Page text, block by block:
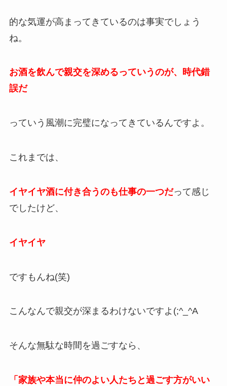
的な気運が高まってきているのは事実でしょう
ね。
お酒を飲んで親交を深めるっていうのが、時代錯
誤だ
っていう風潮に完璧になってきているんですよ。
これまでは、
イヤイヤ酒に付き合うのも仕事の一つだって感じ
でしたけど、
イヤイヤ
ですもんね(笑)
こんなんで親交が深まるわけないですよ(;^_^A
そんな無駄な時間を過ごすなら、
「家族や本当に仲のよい人たちと過ごす方がいい